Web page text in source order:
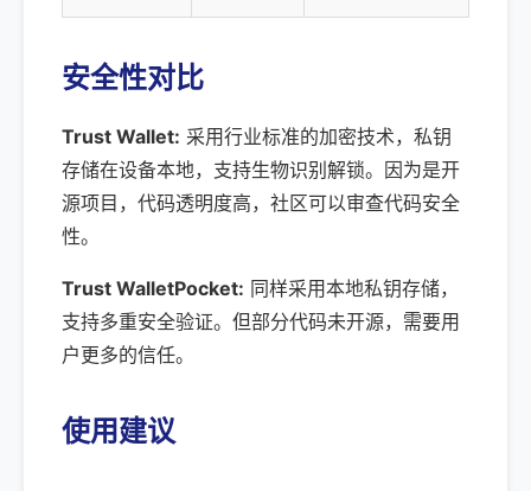
安全性对比
Trust Wallet: 采用行业标准的加密技术，私钥
存储在设备本地，支持生物识别解锁。因为是开
源项目，代码透明度高，社区可以审查代码安全
性。
Trust WalletPocket: 同样采用本地私钥存储，
支持多重安全验证。但部分代码未开源，需要用
户更多的信任。
使用建议